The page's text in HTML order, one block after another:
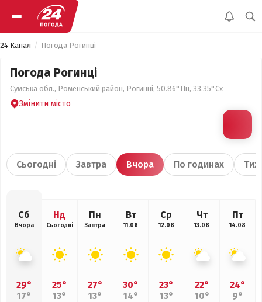
24 Канал Погода Рогинці
Погода Рогинці
Сумська обл., Роменський район, Рогинці, 50.86°Пн, 33.35°Сх
Змінити місто
Сьогодні Завтра Вчора По годинах
Сб
Вчора
29°
17°
Нд
Сьогодні
25°
13°
Пн
Завтра
27°
13°
Вт
11.08
30°
14°
Ср
12.08
23°
13°
Чт
13.08
22°
10°
Пт
14.08
24°
9°